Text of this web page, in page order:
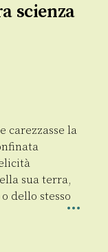
scienza
carezzasse la
sua terra,
dello stesso